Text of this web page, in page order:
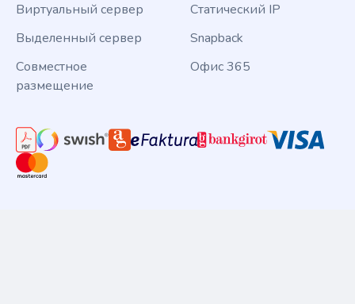
Виртуальный сервер
Выделенный сервер
Совместное
размещение
Статический IP
Snapback
Офис 365